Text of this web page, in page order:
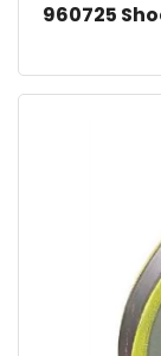
960725